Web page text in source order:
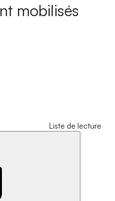
mobilisés
Liste de lecture